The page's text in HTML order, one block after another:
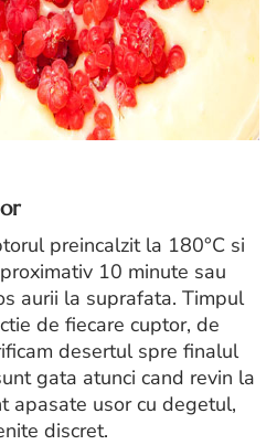
preincalzit la 180°C si
10 minute sau
aurii la suprafata. Timpul
de fiecare cuptor, de
desertul spre finalul
gata atunci cand revin la
apasate usor cu degetul,
discret.